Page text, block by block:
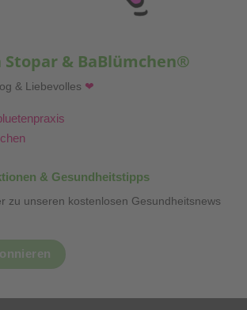
Stopar & BaBlümchen®
& Liebevolles ❤
& Gesundheitstipps
zu unseren kostenlosen Gesundheitsnews